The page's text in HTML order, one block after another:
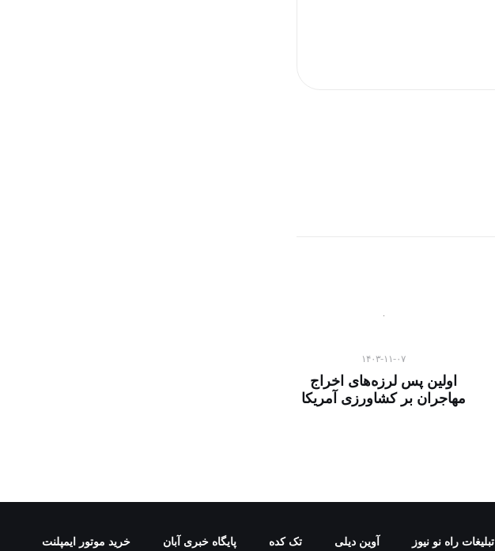
۱۴۰۳-۱۱-۰۷
اولین پس لرزه‌های اخراج
مهاجران بر کشاورزی آمریکا
تبلیغات راه نو نیوز آوین دیلی تک کده پایگاه خبری آبان خرید موتور ایمپلنت